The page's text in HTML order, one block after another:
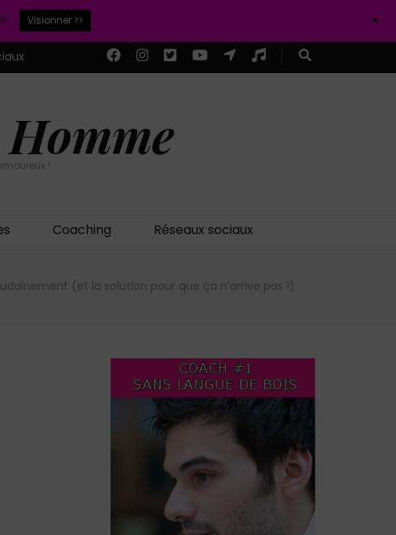
!
Coaching Réseaux sociaux
(et la solution pour que ça n’arrive pas !)
Visionner >> +